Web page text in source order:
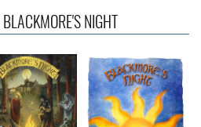
BLACKMORE'S NIGHT